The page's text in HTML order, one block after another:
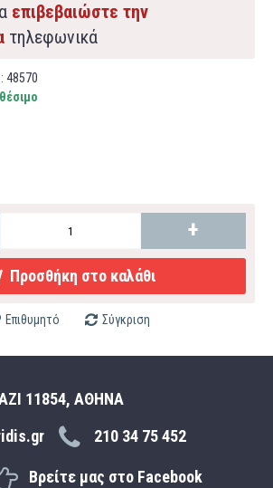
επιβεβαιώστε την
τηλεφωνικά
48570
+
Προσθήκη στο καλάθι
Επιθυμητό Σύγκριση
11854, ΑΘΗΝΑ
210 34 75 452
Βρείτε μας στο Facebook